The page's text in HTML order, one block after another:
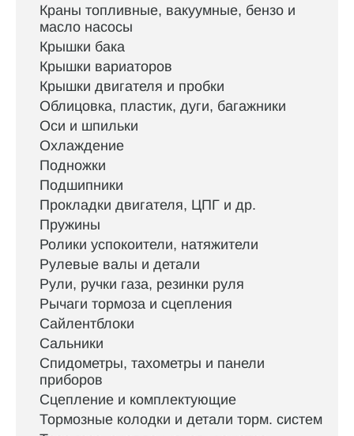
Краны топливные, вакуумные, бензо и
масло насосы
Крышки бака
Крышки вариаторов
Крышки двигателя и пробки
Облицовка, пластик, дуги, багажники
Оси и шпильки
Охлаждение
Подножки
Подшипники
Прокладки двигателя, ЦПГ и др.
Пружины
Ролики успокоители, натяжители
Рулевые валы и детали
Рули, ручки газа, резинки руля
Рычаги тормоза и сцепления
Сайлентблоки
Сальники
Спидометры, тахометры и панели
приборов
Сцепление и комплектующие
Тормозные колодки и детали торм. систем